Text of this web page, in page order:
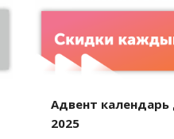
Адвент календарь
2025